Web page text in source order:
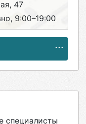
47
9:00–19:00
17
специалисты